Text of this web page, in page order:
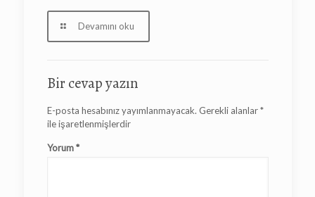
Devamını oku
Bir cevap yazın
E-posta hesabınız yayımlanmayacak. Gerekli alanlar*
ile işaretlenmişlerdir
Yorum*